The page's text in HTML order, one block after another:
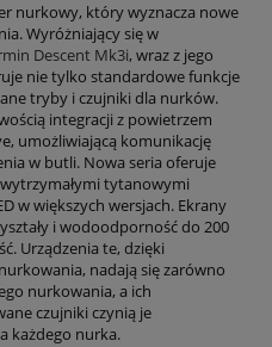
nurkowy, który wyznacza nowe
Wyróżniający się w
Descent Mk3i, wraz z jego
nie tylko standardowe funkcje
tryby i czujniki dla nurków.
integracji z powietrzem
umożliwiającą komunikację
w butli. Nowa seria oferuje
tytanowymi
w większych wersjach. Ekrany
i wodoodporność do 200
Urządzenia te, dzięki
nadają się zarówno
nurkowania, a ich
czujniki czynią je
każdego nurka.